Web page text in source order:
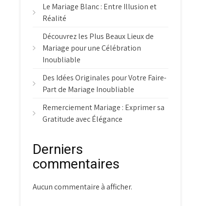
Le Mariage Blanc : Entre Illusion et
Réalité
Découvrez les Plus Beaux Lieux de
Mariage pour une Célébration
Inoubliable
Des Idées Originales pour Votre Faire-
Part de Mariage Inoubliable
Remerciement Mariage : Exprimer sa
Gratitude avec Élégance
Derniers
commentaires
Aucun commentaire à afficher.